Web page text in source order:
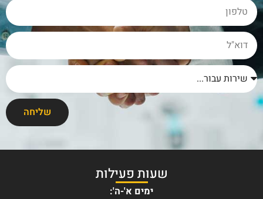
שליחה
שעות פעילות
ימים א'-ה':